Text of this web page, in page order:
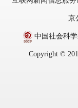
京
中国社会科
Copyright ©